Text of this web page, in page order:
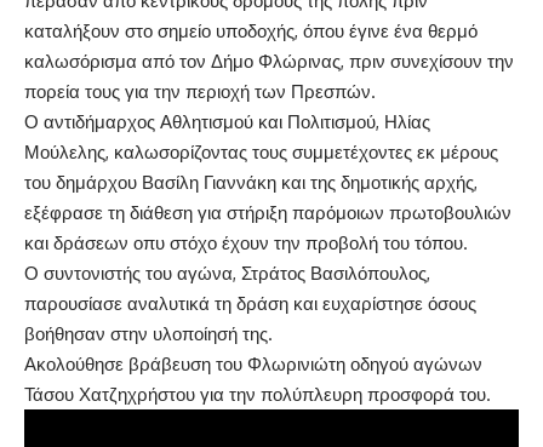
καταλήξουν στο σημείο υποδοχής, όπου έγινε ένα θερμό
καλωσόρισμα από τον Δήμο Φλώρινας, πριν συνεχίσουν την
πορεία τους για την περιοχή των Πρεσπών.
Ο αντιδήμαρχος Αθλητισμού και Πολιτισμού, Ηλίας
Μούλελης, καλωσορίζοντας τους συμμετέχοντες εκ μέρους
του δημάρχου Βασίλη Γιαννάκη και της δημοτικής αρχής,
εξέφρασε τη διάθεση για στήριξη παρόμοιων πρωτοβουλιών
και δράσεων οπυ στόχο έχουν την προβολή του τόπου.
Ο συντονιστής του αγώνα, Στράτος Βασιλόπουλος,
παρουσίασε αναλυτικά τη δράση και ευχαρίστησε όσους
βοήθησαν στην υλοποίησή της.
Ακολούθησε βράβευση του Φλωρινιώτη οδηγού αγώνων
Τάσου Χατζηχρήστου για την πολύπλευρη προσφορά του.